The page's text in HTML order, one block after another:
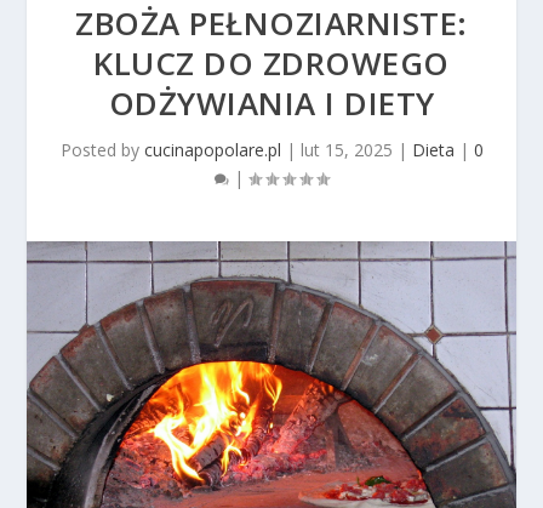
ZBOŻA PEŁNOZIARNISTE:
KLUCZ DO ZDROWEGO
ODŻYWIANIA I DIETY
Posted by cucinapopolare.pl | lut 15, 2025 | Dieta | 0
|